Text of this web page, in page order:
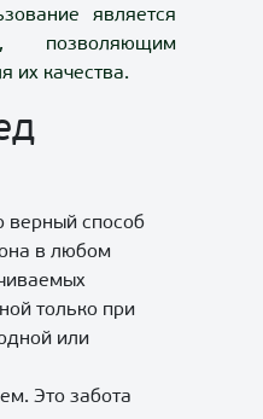
является
позволяющим
их качества.
верный способ
в любом
только при
или
Это забота